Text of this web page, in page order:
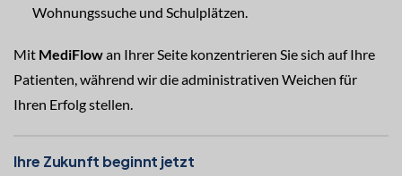
Wohnungssuche und Schulplätzen.
Mit MediFlowan Ihrer Seite konzentrieren Sie sich auf Ihre
Patienten, während wir die administrativen Weichen für
Ihren Erfolg stellen.
Ihre Zukunft beginnt jetzt